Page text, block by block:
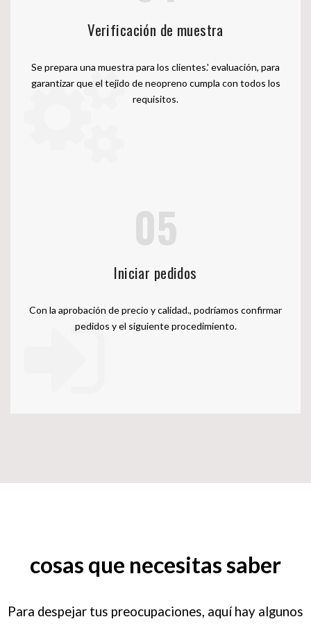
Verificación de muestra
Se prepara una muestra para los clientes.' evaluación, para
garantizar que el tejido de neopreno cumpla con todos los
requisitos.
05
Iniciar pedidos
Con la aprobación de precio y calidad., podríamos confirmar
pedidos y el siguiente procedimiento.
cosas que necesitas saber
Para despejar tus preocupaciones, aquí hay algunos